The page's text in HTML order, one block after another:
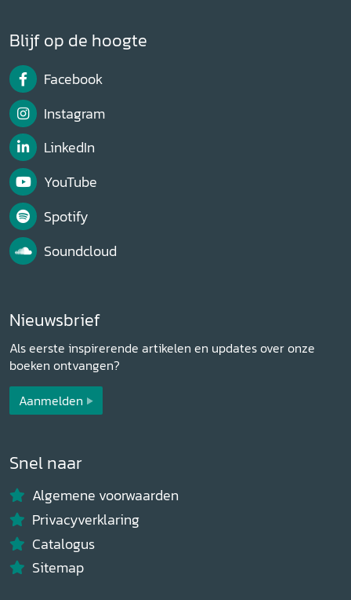
Blijf op de hoogte
Facebook
Instagram
LinkedIn
YouTube
Spotify
Soundcloud
Nieuwsbrief
Als eerste inspirerende artikelen en updates over onze
boeken ontvangen?
Aanmelden
Snel naar
Algemene voorwaarden
Privacyverklaring
Catalogus
Sitemap